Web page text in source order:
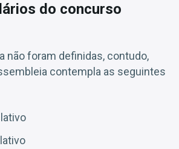
do concurso
não foram definidas, contudo,
contempla as seguintes